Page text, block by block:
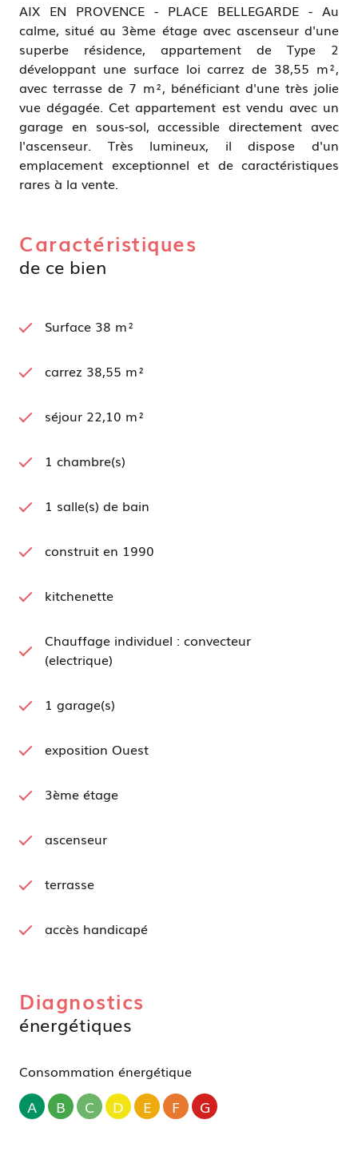
AIX EN PROVENCE - PLACE BELLEGARDE - Au
calme, situé au 3ème étage avec ascenseur d'une
superbe résidence, appartement de Type 2
développant une surface loi carrez de 38,55 m²,
avec terrasse de 7 m², bénéficiant d'une très jolie
vue dégagée. Cet appartement est vendu avec un
garage en sous-sol, accessible directement avec
l'ascenseur. Très lumineux, il dispose d'un
emplacement exceptionnel et de caractéristiques
rares à la vente.
Caractéristiques
de ce bien
Surface 38 m²
carrez 38,55 m²
séjour 22,10 m²
1 chambre(s)
1 salle(s) de bain
construit en 1990
kitchenette
Chauffage individuel : convecteur
(electrique)
1 garage(s)
exposition Ouest
3ème étage
ascenseur
terrasse
accès handicapé
Diagnostics
énergétiques
Consommation énergétique
A B C D E F G